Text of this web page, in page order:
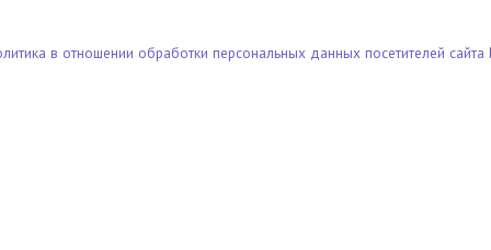
в отношении обработки персональных данных посетителей